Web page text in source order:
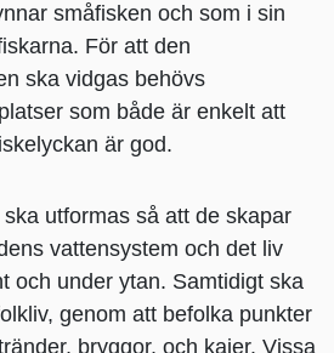
småfisken och som i sin
För att den
ska vidgas behövs
som både är enkelt att
är god.
utformas så att de skapar
vattensystem och det liv
och under ytan. Samtidigt ska
genom att befolka punkter
bryggor, och kajer. Vissa